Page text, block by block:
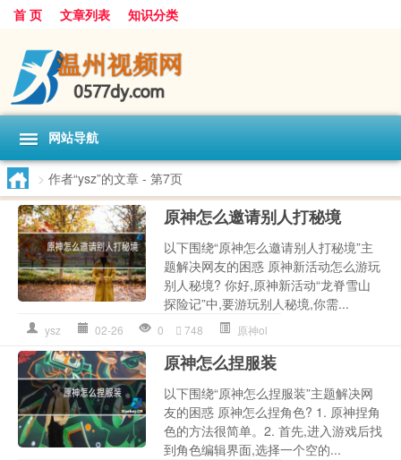
首 页 文章列表 知识分类
网站导航
> 作者“ysz”的文章 - 第7页
原神怎么邀请别人打秘境
以下围绕“原神怎么邀请别人打秘境”主
题解决网友的困惑 原神新活动怎么游玩
别人秘境? 你好,原神新活动“龙脊雪山
探险记”中,要游玩别人秘境,你需...
ysz 02-26 0 748 原神ol
原神怎么捏服装
以下围绕“原神怎么捏服装”主题解决网
友的困惑 原神怎么捏角色? 1. 原神捏角
色的方法很简单。2. 首先,进入游戏后找
到角色编辑界面,选择一个空的...